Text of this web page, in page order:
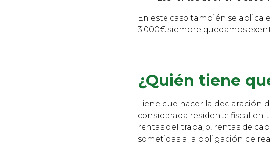
En este caso también se aplica
3.000€ siempre quedamos
¿Quién tiene
Tiene que hacer la declaración
considerada residente fiscal en
rentas del trabajo, rentas de
sometidas a la obligación de